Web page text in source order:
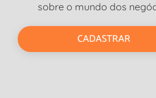
sobre o mundo dos
CADASTRAR